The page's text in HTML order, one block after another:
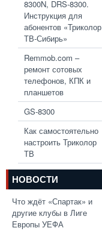
8300N, DRS-8300.
Инструкция для
абонентов «Триколор
ТВ-Сибирь»
Remmob.com –
ремонт сотовых
телефонов, КПК и
планшетов
GS-8300
Как самостоятельно
настроить Триколор
ТВ
НОВОСТИ
Что ждёт «Спартак» и
другие клубы в Лиге
Европы УЕФА